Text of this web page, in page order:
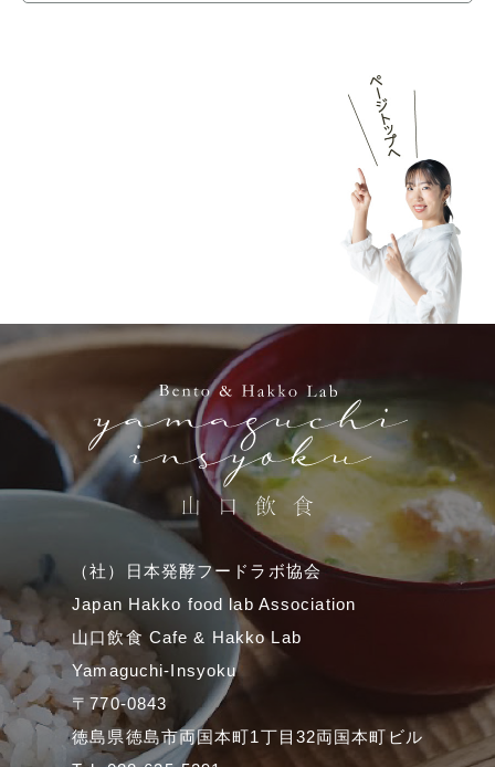
（社）日本発酵フードラボ協会
Japan Hakko food lab Association
山口飲食 Cafe & Hakko Lab
Yamaguchi-Insyoku
〒770-0843
徳島県徳島市両国本町1丁目32両国本町ビル